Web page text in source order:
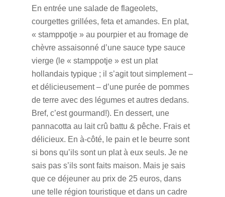
En entrée une salade de flageolets,
courgettes grillées, feta et amandes. En plat,
« stamppotje » au pourpier et au fromage de
chèvre assaisonné d’une sauce type sauce
vierge (le « stamppotje » est un plat
hollandais typique ; il s’agit tout simplement –
et délicieusement – d’une purée de pommes
de terre avec des légumes et autres dedans.
Bref, c’est gourmand!). En dessert, une
pannacotta au lait crû battu & pêche. Frais et
délicieux. En à-côté, le pain et le beurre sont
si bons qu’ils sont un plat à eux seuls. Je ne
sais pas s’ils sont faits maison. Mais je sais
que ce déjeuner au prix de 25 euros, dans
une telle région touristique et dans un cadre